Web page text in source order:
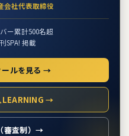
会社代表取締役
ー累計500名超
SPA! 掲載
ールを見る →
LEARNING →
審査制）→